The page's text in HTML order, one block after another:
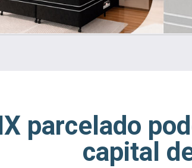
parcelado
capital